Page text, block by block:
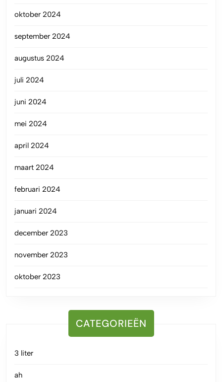
oktober 2024
september 2024
augustus 2024
juli 2024
juni 2024
mei 2024
april 2024
maart 2024
februari 2024
januari 2024
december 2023
november 2023
oktober 2023
CATEGORIEËN
3 liter
ah